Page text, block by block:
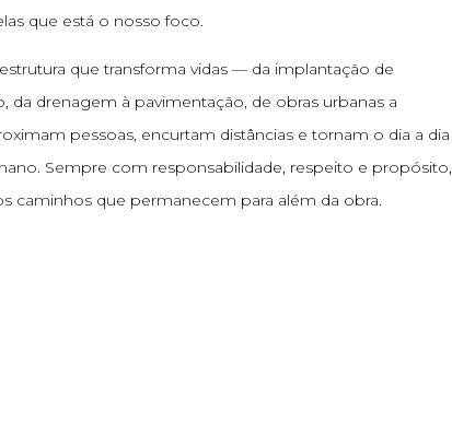
que está o nosso foco.
que transforma vidas — da implantação de
da drenagem à pavimentação, de obras urbanas a
pessoas, encurtam distâncias e tornam o dia a dia
Sempre com responsabilidade, respeito e propósito,
caminhos que permanecem para além da obra.